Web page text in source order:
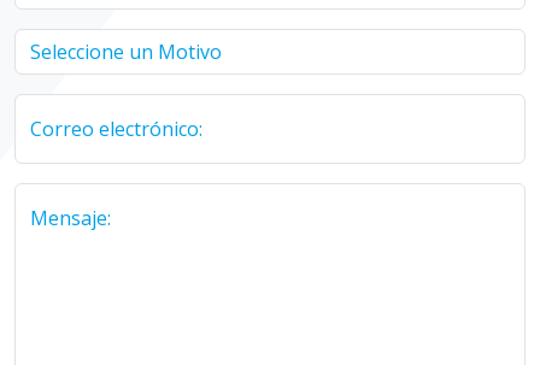
Correo electrónico:
Mensaje: